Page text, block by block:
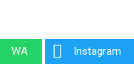
WA Instagram